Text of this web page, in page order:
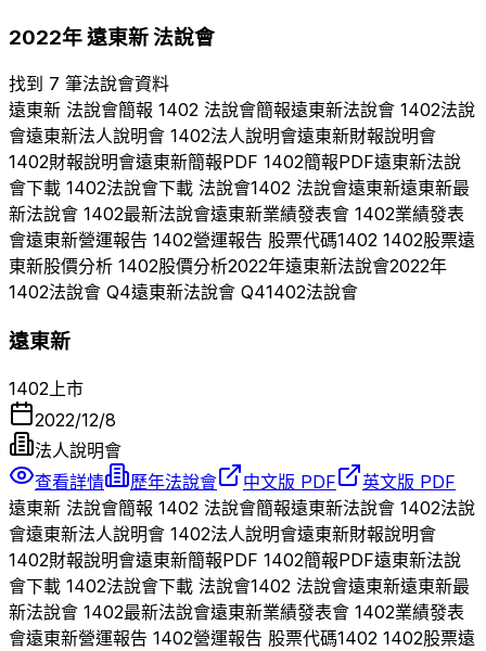
2022年遠東新法說會
找到 7 筆法說會資料
遠東新 法說會簡報 1402 法說會簡報遠東新法說會 1402法說
會遠東新法人說明會 1402法人說明會遠東新財報說明會
1402財報說明會遠東新簡報PDF 1402簡報PDF遠東新法說
會下載 1402法說會下載 法說會1402 法說會遠東新遠東新最
新法說會 1402最新法說會遠東新業績發表會 1402業績發表
會遠東新營運報告 1402營運報告 股票代碼1402 1402股票遠
東新股價分析 1402股價分析2022年遠東新法說會2022年
1402法說會 Q4遠東新法說會 Q41402法說會
遠東新
1402 上市
2022/12/8
法人說明會
查看詳情
歷年法說會 中文版 PDF
英文版 PDF
遠東新 法說會簡報 1402 法說會簡報遠東新法說會 1402法說
會遠東新法人說明會 1402法人說明會遠東新財報說明會
1402財報說明會遠東新簡報PDF 1402簡報PDF遠東新法說
會下載 1402法說會下載 法說會1402 法說會遠東新遠東新最
新法說會 1402最新法說會遠東新業績發表會 1402業績發表
會遠東新營運報告 1402營運報告 股票代碼1402 1402股票遠